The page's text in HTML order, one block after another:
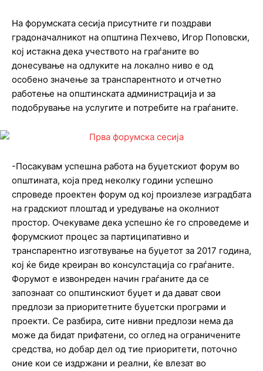
На форумската сесија присутните ги поздрави
градоначалникот на општина Пехчево, Игор Поповски,
кој истакна дека учеството на граѓаните во
донесување на одлуките на локално ниво е од
особено значење за транспарентното и отчетно
работење на општинската администрација и за
подобрување на услугите и потребите на граѓаните.
-Посакувам успешна работа на буџетскиот форум во
општината, која пред неколку години успешно
спроведе проектен форум од кој произлезе изградбата
на градскиот плоштад и уредување на околниот
простор. Очекуваме дека успешно ќе го спроведеме и
форумскиот процес за партиципативно и
транспарентно изготвување на буџетот за 2017 година,
кој ќе биде креиран во консулстација со граѓаните.
Форумот е извонреден начин граѓаните да се
запознаат со општинскиот буџет и да дават свои
предлози за приоритетните буџетски програми и
проекти. Се разбира, сите нивни предлози нема да
може да бидат прифатени, со оглед на ограничените
средства, но добар дел од тие приоритети, поточно
оние кои се издржани и реални, ќе влезат во